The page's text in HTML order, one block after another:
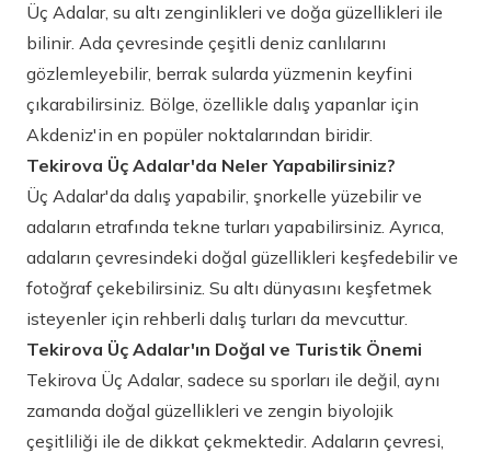
Üç Adalar, su altı zenginlikleri ve doğa güzellikleri ile
bilinir. Ada çevresinde çeşitli deniz canlılarını
gözlemleyebilir, berrak sularda yüzmenin keyfini
çıkarabilirsiniz. Bölge, özellikle dalış yapanlar için
Akdeniz'in en popüler noktalarından biridir.
Tekirova Üç Adalar'da Neler Yapabilirsiniz?
Üç Adalar'da dalış yapabilir, şnorkelle yüzebilir ve
adaların etrafında tekne turları yapabilirsiniz. Ayrıca,
adaların çevresindeki doğal güzellikleri keşfedebilir ve
fotoğraf çekebilirsiniz. Su altı dünyasını keşfetmek
isteyenler için rehberli dalış turları da mevcuttur.
Tekirova Üç Adalar'ın Doğal ve Turistik Önemi
Tekirova Üç Adalar, sadece su sporları ile değil, aynı
zamanda doğal güzellikleri ve zengin biyolojik
çeşitliliği ile de dikkat çekmektedir. Adaların çevresi,